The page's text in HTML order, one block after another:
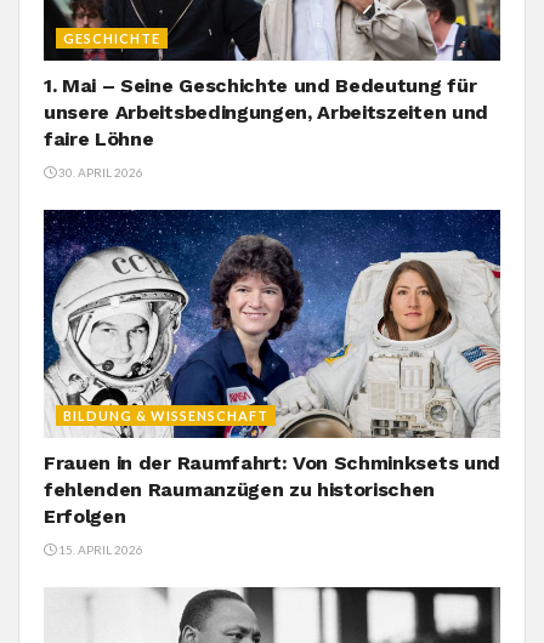
GESCHICHTE
1. Mai – Seine Geschichte und Bedeutung für
unsere Arbeitsbedingungen, Arbeitszeiten und
faire Löhne
30. APRIL 2026
BILDUNG & WISSENSCHAFT
Frauen in der Raumfahrt: Von Schminksets und
fehlenden Raumanzügen zu historischen
Erfolgen
15. APRIL 2026